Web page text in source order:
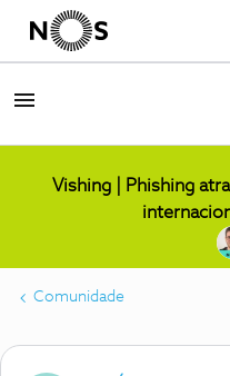
Vishing | Phishing
Comunidade